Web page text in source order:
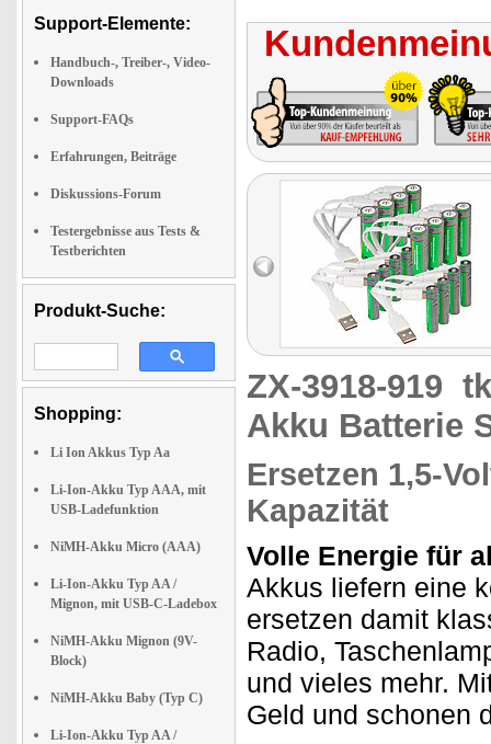
Support-Elemente:
Handbuch-, Treiber-, Video-
Downloads
Support-FAQs
Erfahrungen, Beiträge
Diskussions-Forum
Testergebnisse aus Tests &
Testberichten
Produkt-Suche:
Shopping:
Li Ion Akkus Typ Aa
Li-Ion-Akku Typ AAA, mit
USB-Ladefunktion
NiMH-Akku Micro (AAA)
Li-Ion-Akku Typ AA /
Mignon, mit USB-C-Ladebox
NiMH-Akku Mignon (9V-
Block)
NiMH-Akku Baby (Typ C)
Li-Ion-Akku Typ AA /
ZX-3918-919
Akku Batterie
Ersetzen 1,5-
Kapazität
Volle Energie für
Akkus liefern eine
ersetzen damit
Radio,
und vieles mehr.
Geld und schonen